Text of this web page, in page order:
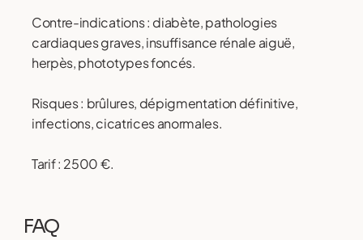
FAQ
Contre-indications : diabète, pathologies
cardiaques graves, insuffisance rénale aiguë,
herpès, phototypes foncés.
Risques : brûlures, dépigmentation définitive,
infections, cicatrices anormales.
Tarif : 2500 €.